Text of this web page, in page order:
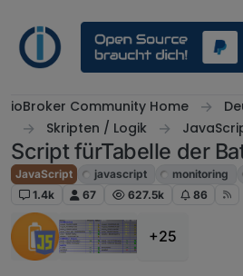
ioBroker Community Home
Skripten / Logik
Script fürTabelle der
JavaScript javascript monitoring
1.4k
67 627.5k 86
+25